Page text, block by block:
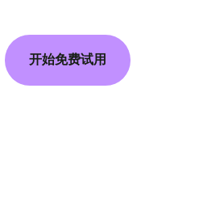
开始免费试用